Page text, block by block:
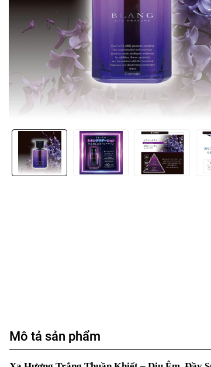
Mô tả sản phẩm